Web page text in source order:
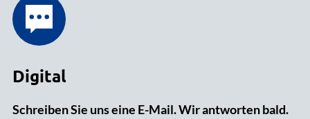
Digital
Schreiben Sie uns eine E-Mail. Wir antworten bald.